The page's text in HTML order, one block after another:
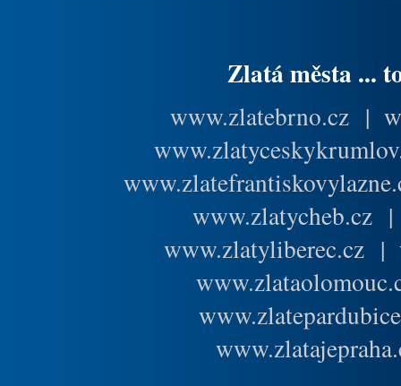
Zlatá města ...
www.zlatebrno.cz |
www.zlatycheb.cz
www.zlatyliberec.cz |